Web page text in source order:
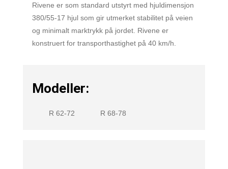
Rivene er som standard utstyrt med hjuldimensjon
380/55-17 hjul som gir utmerket stabilitet på veien
og minimalt marktrykk på jordet. Rivene er
konstruert for transporthastighet på 40 km/h.
Modeller:
R 62-72 R 68-78